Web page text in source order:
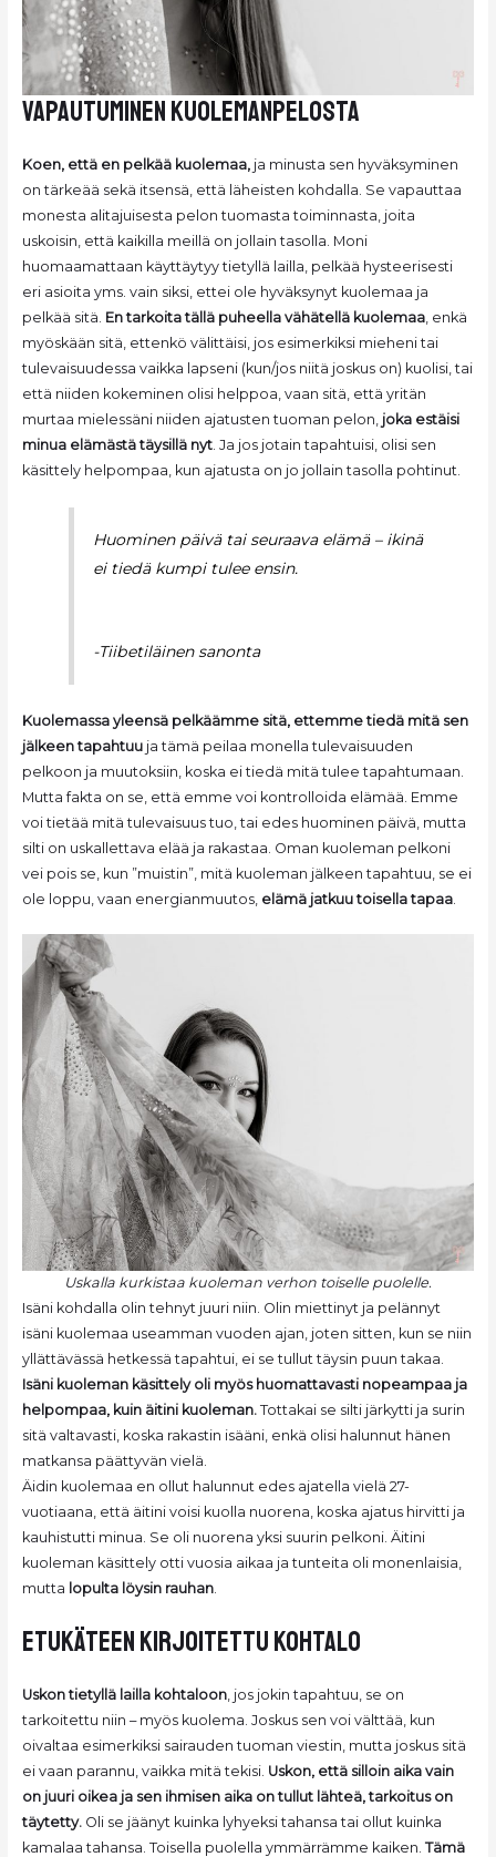
vapautuminen kuolemanpelosta
Koen, että en pelkää kuolemaa,ja minusta sen hyväksyminen
on tärkeää sekä itsensä, että läheisten kohdalla. Se vapauttaa
monesta alitajuisesta pelon tuomasta toiminnasta, joita
uskoisin, että kaikilla meillä on jollain tasolla. Moni
huomaamattaan käyttäytyy tietyllä lailla, pelkää hysteerisesti
eri asioita yms. vain siksi, ettei ole hyväksynyt kuolemaa ja
pelkää sitä. En tarkoita tällä puheella vähätellä kuolemaa, enkä
myöskään sitä, ettenkö välittäisi, jos esimerkiksi mieheni tai
tulevaisuudessa vaikka lapseni (kun/jos niitä joskus on) kuolisi, tai
että niiden kokeminen olisi helppoa, vaan sitä, että yritän
murtaa mielessäni niiden ajatusten tuoman pelon,joka estäisi
minua elämästä täysillä nyt. Ja jos jotain tapahtuisi, olisi sen
käsittely helpompaa, kun ajatusta on jo jollain tasolla pohtinut.
Huominen päivä tai seuraava elämä – ikinä
ei tiedä kumpi tulee ensin.
-Tiibetiläinen sanonta
Kuolemassa yleensä pelkäämme sitä, ettemme tiedä mitä sen
jälkeen tapahtuuja tämä peilaa monella tulevaisuuden
pelkoon ja muutoksiin, koska ei tiedä mitä tulee tapahtumaan.
Mutta fakta on se, että emme voi kontrolloida elämää. Emme
voi tietää mitä tulevaisuus tuo, tai edes huominen päivä, mutta
silti on uskallettava elää ja rakastaa. Oman kuoleman pelkoni
vei pois se, kun ”muistin”, mitä kuoleman jälkeen tapahtuu, se ei
ole loppu, vaan energianmuutos, elämä jatkuu toisella tapaa.
Uskalla kurkistaa kuoleman verhon toiselle puolelle.
Isäni kohdalla olin tehnyt juuri niin. Olin miettinyt ja pelännyt
isäni kuolemaa useamman vuoden ajan, joten sitten, kun se niin
yllättävässä hetkessä tapahtui, ei se tullut täysin puun takaa.
Isäni kuoleman käsittely oli myös huomattavasti nopeampaa ja
helpompaa, kuin äitini kuoleman. Tottakai se silti järkytti ja surin
sitä valtavasti, koska rakastin isääni, enkä olisi halunnut hänen
matkansa päättyvän vielä.
Äidin kuolemaa en ollut halunnut edes ajatella vielä 27-
vuotiaana, että äitini voisi kuolla nuorena, koska ajatus hirvitti ja
kauhistutti minua. Se oli nuorena yksi suurin pelkoni. Äitini
kuoleman käsittely otti vuosia aikaa ja tunteita oli monenlaisia,
mutta lopulta löysin rauhan.
etukäteen kirjoitettu kohtalo
Uskon tietyllä lailla kohtaloon, jos jokin tapahtuu, se on
tarkoitettu niin – myös kuolema. Joskus sen voi välttää, kun
oivaltaa esimerkiksi sairauden tuoman viestin, mutta joskus sitä
ei vaan parannu, vaikka mitä tekisi. Uskon, että silloin aika vain
on juuri oikea ja sen ihmisen aika on tullut lähteä, tarkoitus on
täytetty.Oli se jäänyt kuinka lyhyeksi tahansa tai ollut kuinka
kamalaa tahansa. Toisella puolella ymmärrämme kaiken. Tämä